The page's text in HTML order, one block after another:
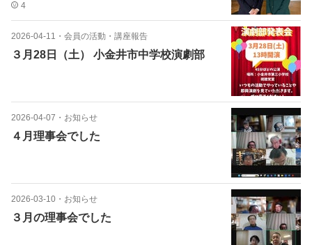
4
2026-04-11 ・ 会員の活動・講座報告
３月28日（土） 小金井市中学校演劇部
2026-04-07 ・ お知らせ
４月理事会でした
2026-03-10 ・ お知らせ
３月の理事会でした